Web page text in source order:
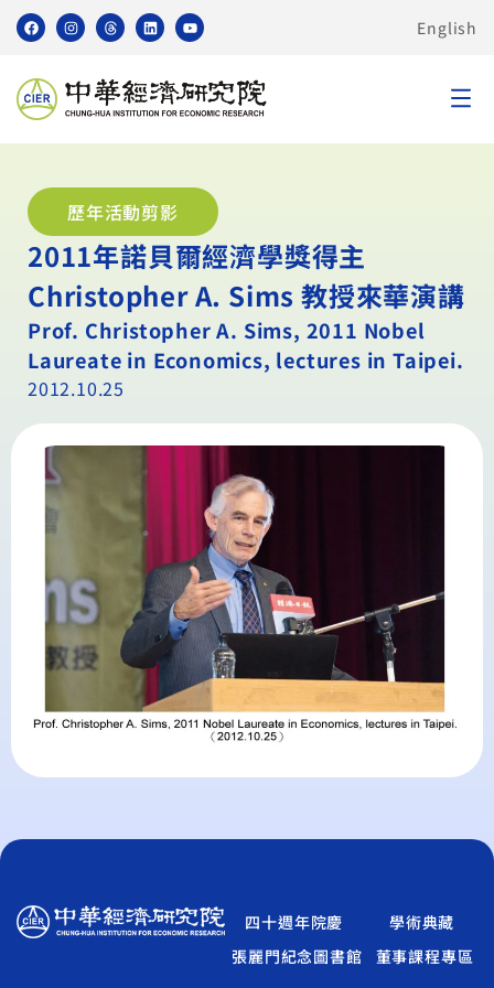
English
歷年活動剪影
2011年諾貝爾經濟學獎得主
Christopher A. Sims 教授來華演講
Prof. Christopher A. Sims, 2011 Nobel
Laureate in Economics, lectures in Taipei.
2012.10.25
四十週年院慶
學術典藏
張麗門紀念圖書館
董事課程專區